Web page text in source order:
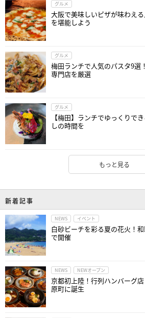
グルメ
大阪で美味しいピザが味わえ
を堪能しよう
グルメ
梅田ランチで人気のパスタ9選
専門店を厳選
グルメ
【梅田】ランチでゆっくりで
しの時間を
もっと見る
新着記事
NEWS イベント
白砂ビーチを彩る夏の花火！
で開催
NEWS NEWオープン
京都初上陸！行列ハンバーグ
原町に誕生